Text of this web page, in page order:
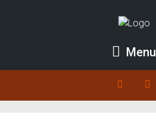
Menu